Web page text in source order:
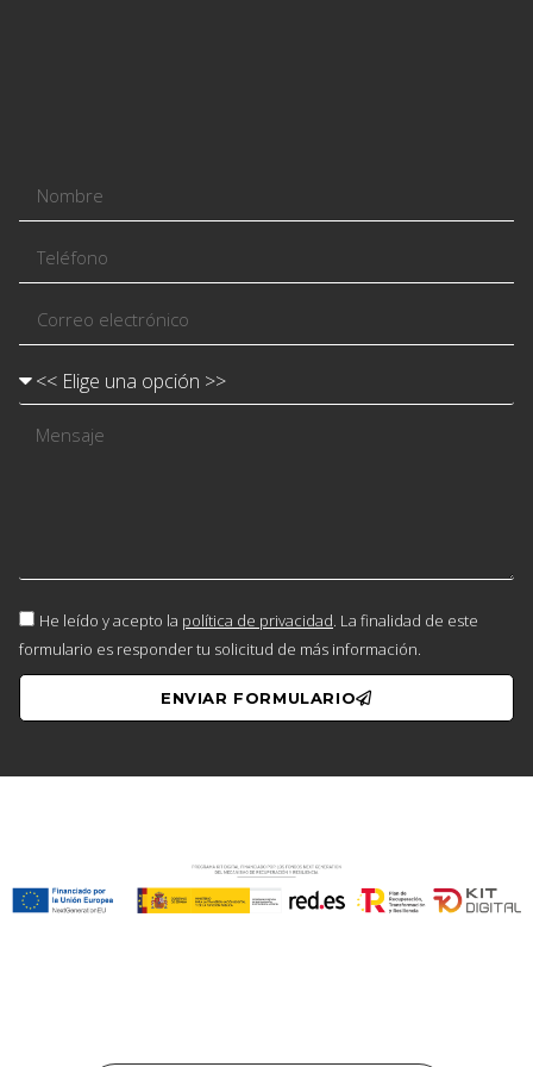
He leído y acepto la política de privacidad. La finalidad de este
formulario es responder tu solicitud de más información.
ENVIAR FORMULARIO